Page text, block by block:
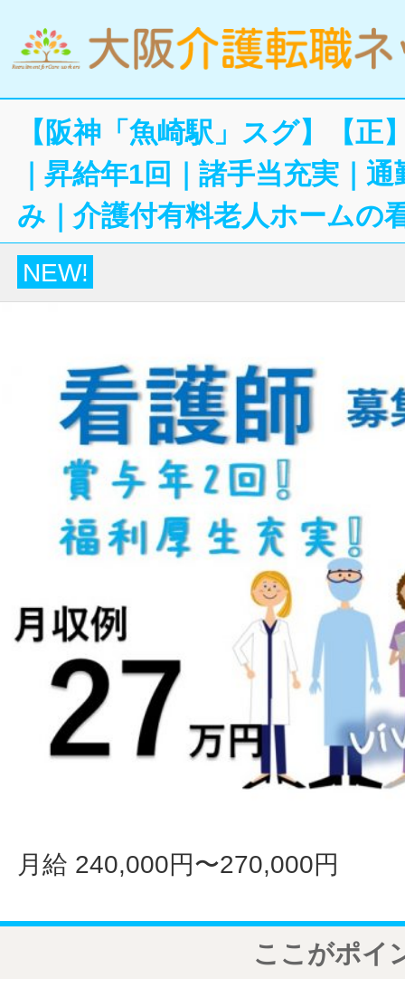
【阪神「魚崎駅」スグ】【正
｜昇給年1回｜諸手当充実｜
み｜介護付有料老人ホームの
NEW!
月給 240,000円〜270,000円
ここがポイ